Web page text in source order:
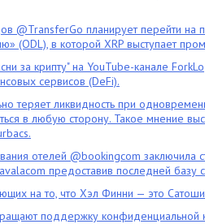
@TransferGo планирует перейти на
(ODL), в которой XRP выступает
за крипту" на YouTube-канале
сервисов (DeFi).
теряет ликвидность при
в любую сторону. Такое мнение
отелей @bookingcom заключила
предоставив последней базу
на то, что Хэл Финни — это
поддержку конфиденциальной